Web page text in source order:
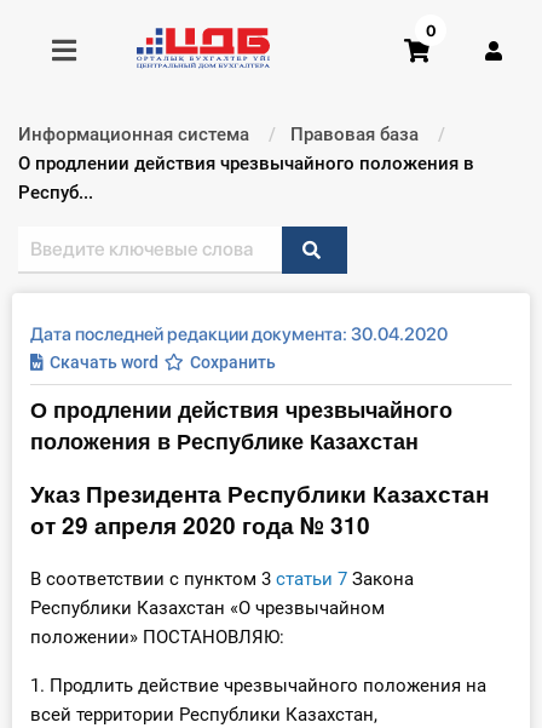
Получить консультацию
Главная ИС
Формы
Консультации
Библиотека бухгалтера
Инструменты
Вебинары
Справочник бухгалтера
0
Информационная система
Правовая база
Текущий:
О продлении действия чрезвычайного положения в
Респуб...
Дата последней редакции документа: 30.04.2020
Скачать word Сохранить
О продлении действия чрезвычайного
положения в Республике Казахстан
Указ Президента Республики Казахстан
от 29 апреля 2020 года № 310
В соответствии с пунктом 3 статьи 7 Закона
Республики Казахстан «О чрезвычайном
положении» ПОСТАНОВЛЯЮ:
1. Продлить действие чрезвычайного положения на
всей территории Республики Казахстан,